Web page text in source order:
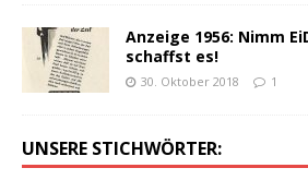
Anzeige 1956: Nimm
schaffst es!
30. Oktober 2018 1
UNSERE STICHWÖRTER: